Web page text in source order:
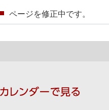
ページを修正中です。